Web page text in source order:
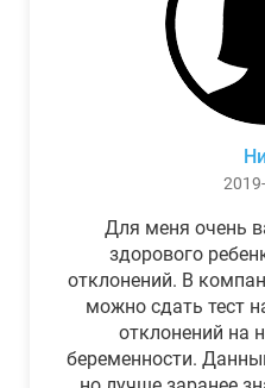
Для меня очень
здорового
отклонений. В
можно сдать тест
отклонений на
беременности.